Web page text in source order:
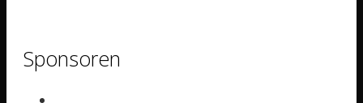
Sponsoren